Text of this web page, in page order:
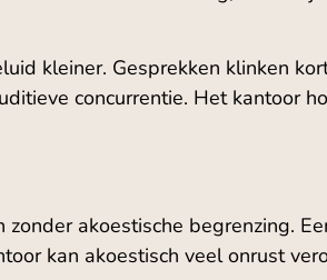
kleiner. Gesprekken klinken
concurrentie. Het kantoor
akoestische begrenzing.
kan akoestisch veel onrust